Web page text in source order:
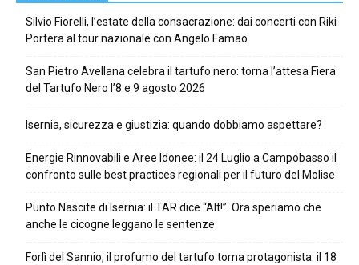
Silvio Fiorelli, l’estate della consacrazione: dai concerti con Riki
Portera al tour nazionale con Angelo Famao
San Pietro Avellana celebra il tartufo nero: torna l’attesa Fiera
del Tartufo Nero l’8 e 9 agosto 2026
Isernia, sicurezza e giustizia: quando dobbiamo aspettare?
Energie Rinnovabili e Aree Idonee: il 24 Luglio a Campobasso il
confronto sulle best practices regionali per il futuro del Molise
Punto Nascite di Isernia: il TAR dice “Alt!”. Ora speriamo che
anche le cicogne leggano le sentenze
Forlì del Sannio, il profumo del tartufo torna protagonista: il 18